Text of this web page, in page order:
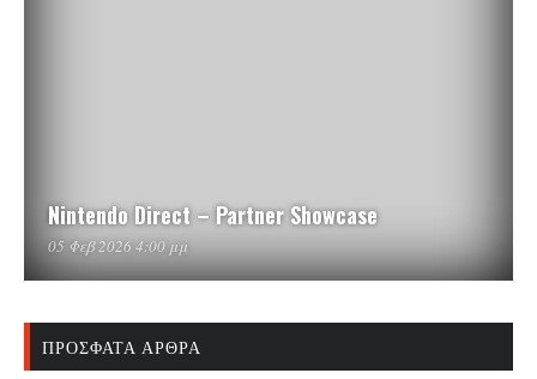
Nintendo Direct – Partner Showcase
05 Φεβ 2026 4:00 μμ
ΠΡΌΣΦΑΤΑ ΆΡΘΡΑ